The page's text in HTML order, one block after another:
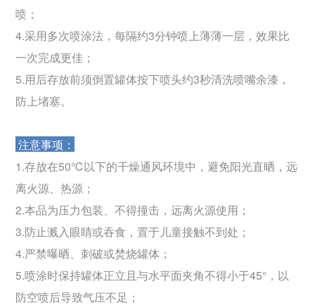
喷；
4.采用多次喷涂法，每隔约3分钟喷上薄薄一层，效果比
一次完成更佳；
5.用后存放前须倒置罐体按下喷头约3秒清洗喷嘴余漆，
防上堵塞。
注意事项：
1.存放在50℃以下的干燥通风环境中，避免阳光直晒，远
离火源、热源；
2.本品为压力包装、不得撞击，远离火源使用；
3.防止溅入眼睛或吞食，置于儿童接触不到处；
4.严禁曝晒、刺破或焚烧罐体；
5.喷涂时保持罐体正立且与水平面夹角不得小于45°，以
防空喷后导致气压不足；